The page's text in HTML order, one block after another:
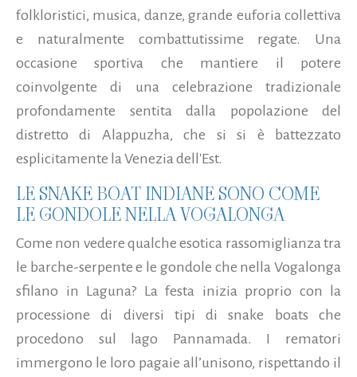
folkloristici, musica, danze, grande euforia collettiva
e naturalmente combattutissime regate. Una
occasione sportiva che mantiere il potere
coinvolgente di una celebrazione tradizionale
profondamente sentita dalla popolazione del
distretto di Alappuzha, che si si è battezzato
esplicitamente la Venezia dell'Est.
LE SNAKE BOAT INDIANE SONO COME
LE GONDOLE NELLA VOGALONGA
Come non vedere qualche esotica rassomiglianza tra
le barche-serpente e le gondole che nella Vogalonga
sfilano in Laguna? La festa inizia proprio con la
processione di diversi tipi di snake boats che
procedono sul lago Pannamada. I rematori
immergono le loro pagaie all’unisono, rispettando il